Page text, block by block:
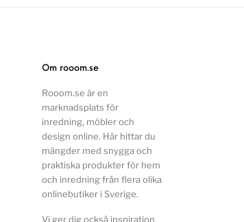
Om rooom.se
Rooom.se är en
marknadsplats för
inredning, möbler och
design online. Här hittar du
mängder med snygga och
praktiska produkter för hem
och inredning från flera olika
onlinebutiker i Sverige.
Vi ger dig också inspiration